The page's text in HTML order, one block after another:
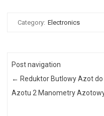
Category: Electronics
Post navigation
← Reduktor Butlowy Azot do
Azotu 2 Manometry